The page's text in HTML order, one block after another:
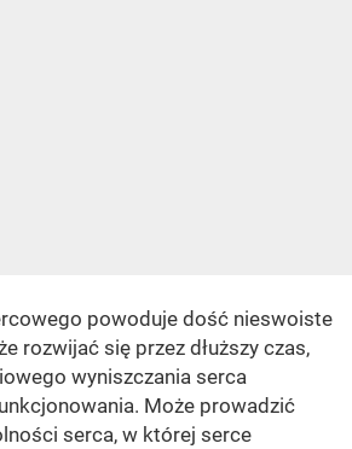
powoduje dość nieswoiste
rozwijać się przez dłuższy czas,
wyniszczania serca
Może prowadzić
serca, w której serce